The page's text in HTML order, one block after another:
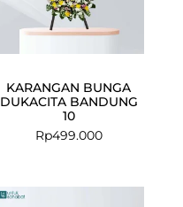
KARANGAN BUNGA
DUKACITA BANDUNG
10
Rp499.000